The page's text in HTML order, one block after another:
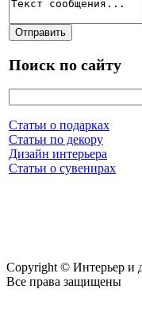
Поиск по сайту
Статьи о подарках
Статьи по декору
Дизайн интерьера
Статьи о сувенирах
Copyright © Интерьер и
Все права защищены